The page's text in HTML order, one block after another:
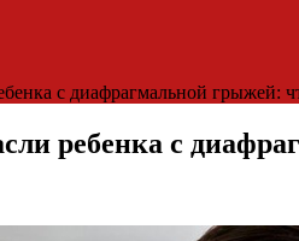
с диафрагмальной грыжей:
ребенка с